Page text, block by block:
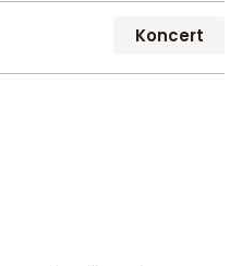
Koncert